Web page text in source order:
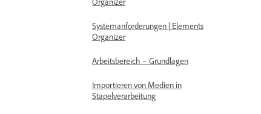
Systemanforderungen | Elements
Organizer
Arbeitsbereich – Grundlagen
Importieren von Medien in
Stapelverarbeitung